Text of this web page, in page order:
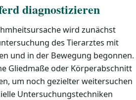
diagnostizieren
wird zunächst
des Tierarztes mit
und in der Bewegung begonnen.
Gliedmaße oder Körperabschnitt
um noch gezielter weitersuchen
Untersuchungstechniken